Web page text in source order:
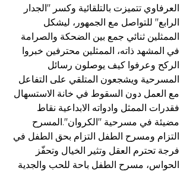
العرفاوي تتميزت بالتلقائية وكسر "الجدار
الرابع" للتواصل مع الجمهور، ليشكل
الممثلين ثنائي جمع بين الضحكة والصرامة
في المشهد ذاته، الممثلين محترفين خبروا
الركح وعرفوا كيف يوصلون رسائل
المسرحية ويشجعون المتلقي على التفاعل
مع العمل دون السقوط في خانة الاستسهال
فقدرات الممثل وادواته الابداعية نقاط
مضيئة في مسرحية "الكروان".المسرح
التزام ومسرح الطفل التزام بحق الطفل في
فرجة تحترم العقل وتثير الخيال وتحفّز
الحواس، مسرح الطفل باحة للحب والجدية